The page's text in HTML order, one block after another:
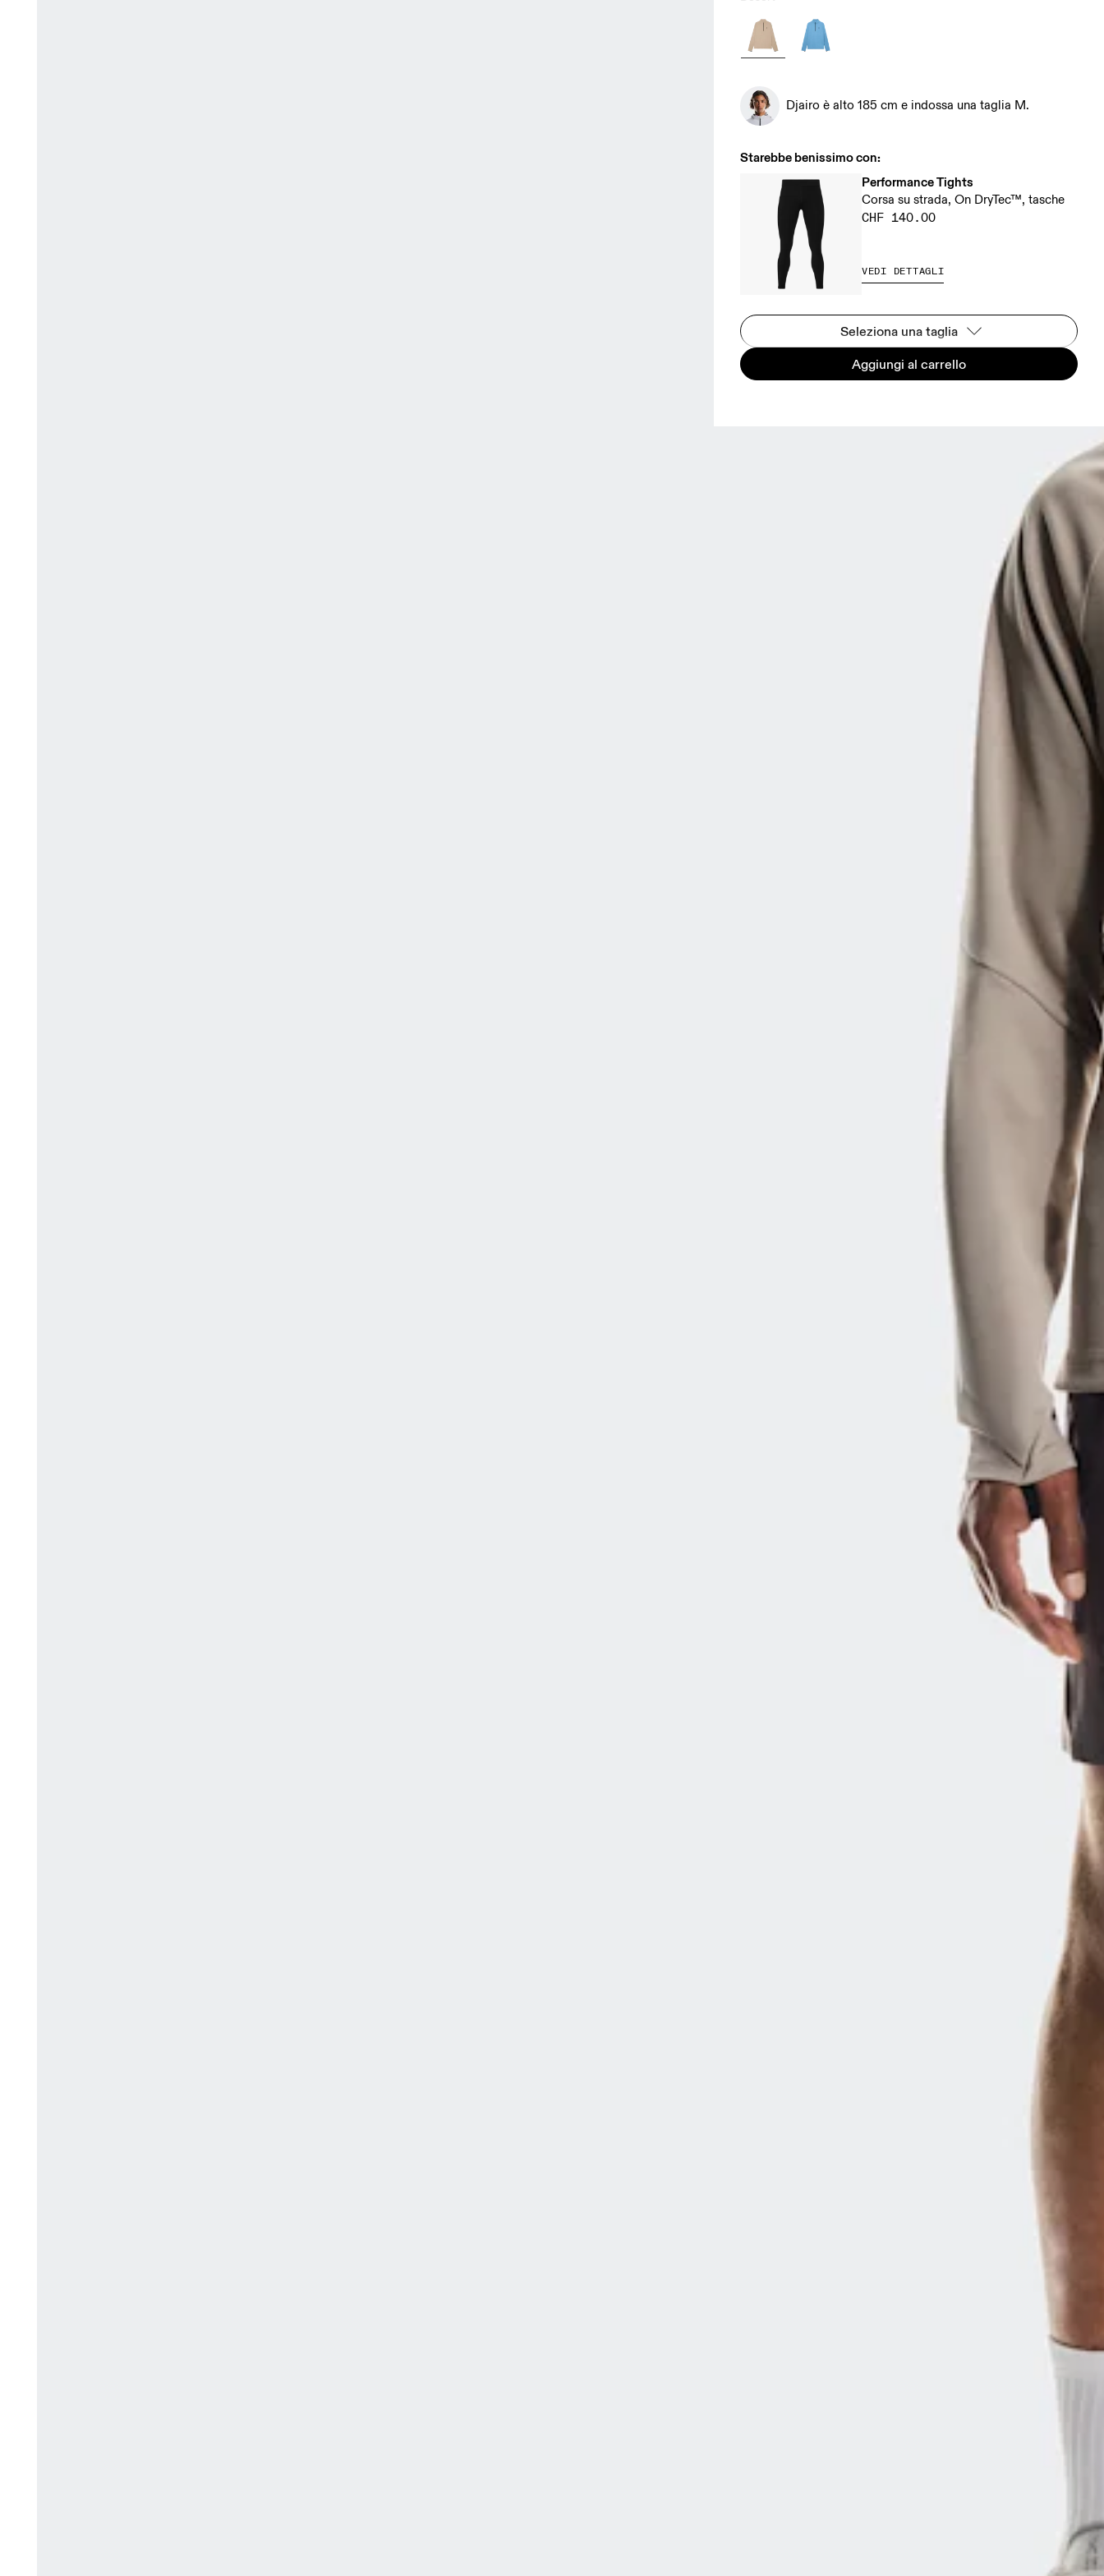
Djairo è alto 185 cm e indossa una taglia M.
Starebbe benissimo con:
Performance Tights
Corsa su strada, On DryTec™, tasche
CHF 140.00
VEDI DETTAGLI
Seleziona una taglia
Aggiungi al carrello